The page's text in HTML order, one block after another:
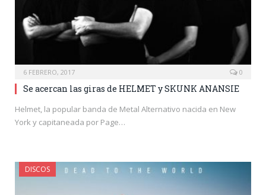
6 FEBRERO, 2017 0
Se acercan las giras de HELMET y SKUNK ANANSIE
Helmet, la popular banda de Metal Alternativo nacida en New
York y capitaneada por Page…
DISCOS